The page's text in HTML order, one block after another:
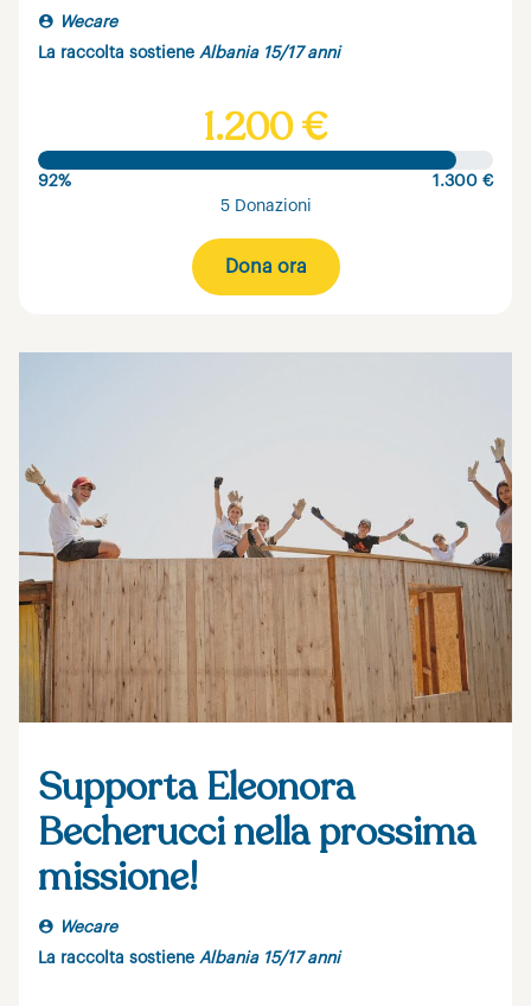
Wecare
La raccolta sostiene Albania 15/17 anni
1.200 €
92%
1.300 €
5 Donazioni
Dona ora
Supporta Eleonora
Becherucci nella prossima
missione!
Wecare
La raccolta sostiene Albania 15/17 anni